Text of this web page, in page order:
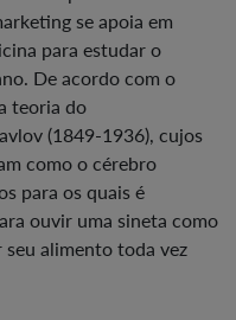
se apoia em
para estudar o
De acordo com o
teoria do
(1849-1936), cujos
como o cérebro
para os quais é
ouvir uma sineta como
alimento toda vez